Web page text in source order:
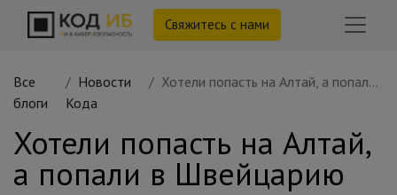
Свяжитесь с нами
Все
блоги
Новости
Кода
Хотели попасть на Алтай, а попали в Швейцарию
Хотели попасть на Алтай,
а попали в Швейцарию